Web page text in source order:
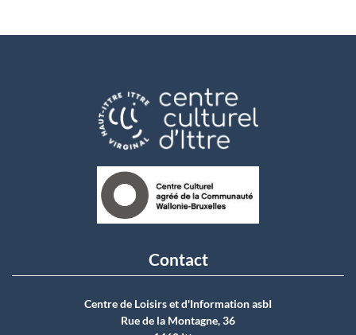
Contact
Centre de Loisirs et d'Information asbI
Rue de la Montagne, 36